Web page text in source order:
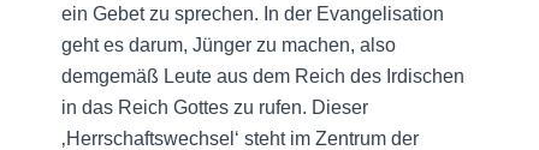
ein Gebet zu sprechen. In der Evangelisation
geht es darum, Jünger zu machen, also
demgemäß Leute aus dem Reich des Irdischen
in das Reich Gottes zu rufen. Dieser
‚Herrschaftswechsel‘ steht im Zentrum der